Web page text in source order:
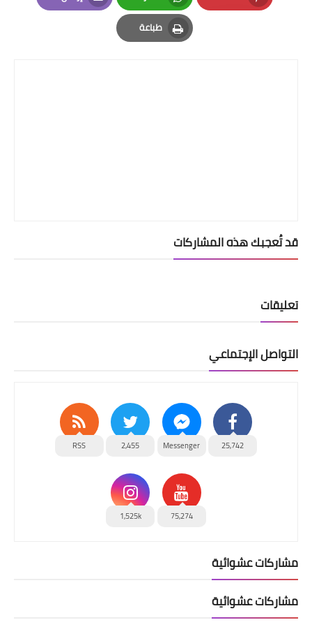
Pinterest
Whatsapp
Email
طباعة
Print
قد تُعجبك هذه المشاركات
تعليقات
التواصل الإجتماعي
25,742
Messenger
2,455
RSS
75,274
1,525k
مشاركات عشوائية
مشاركات عشوائية